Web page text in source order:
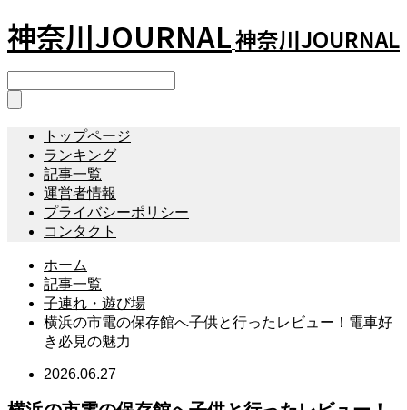
神奈川JOURNAL神奈川JOURNAL
トップページ
ランキング
記事一覧
運営者情報
プライバシーポリシー
コンタクト
ホーム
記事一覧
子連れ・遊び場
横浜の市電の保存館へ子供と行ったレビュー！電車好
き必見の魅力
2026.06.27